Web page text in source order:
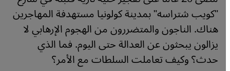
"كويب شتراسه" بمدينة كولونيا مستهدفة المهاجرين
هناك. الناجون والمتضررون من الهجوم الإرهابي لا
يزالون يبحثون عن العدالة حتى اليوم. فما الذي
حدث؟ وكيف تعاملت السلطات مع الأمر؟